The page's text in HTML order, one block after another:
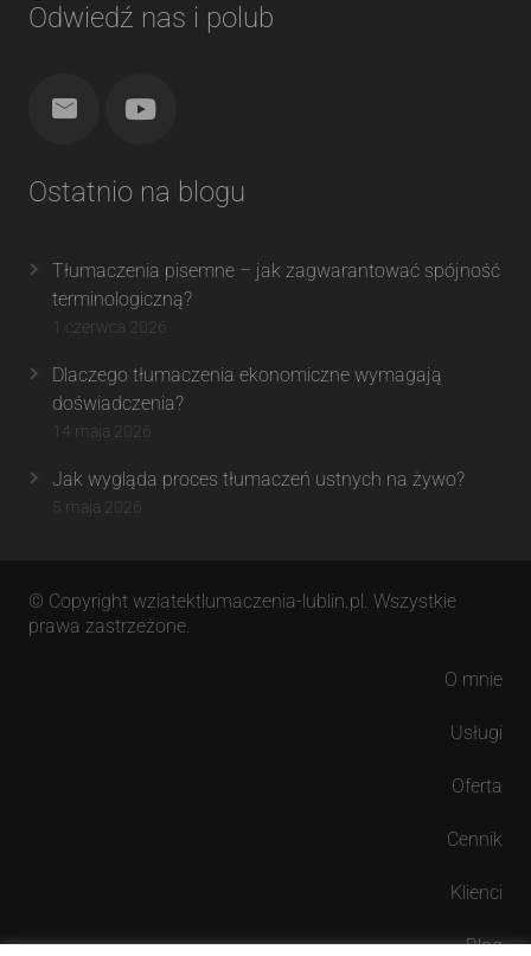
Odwiedź nas i polub
Ostatnio na blogu
Tłumaczenia pisemne – jak zagwarantować spójność
terminologiczną?
1 czerwca 2026
Dlaczego tłumaczenia ekonomiczne wymagają
doświadczenia?
14 maja 2026
Jak wygląda proces tłumaczeń ustnych na żywo?
5 maja 2026
© Copyright wziatektlumaczenia-lublin.pl. Wszystkie
prawa zastrzeżone.
O mnie
Usługi
Oferta
Cennik
Klienci
Blog